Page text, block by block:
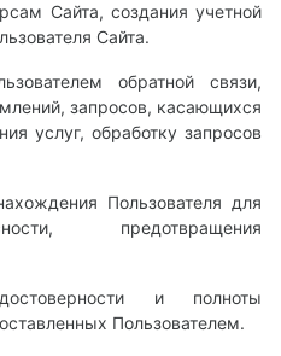
Сайта, создания учетной
Сайта.
обратной связи,
запросов, касающихся
услуг, обработку запросов
Пользователя для
предотвращения
и полноты
Пользователем.